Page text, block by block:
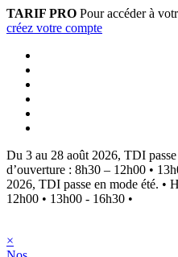
TARIF PRO Pour accéder à
créez votre compte
Du 3 au 28 août 2026, TDI passe
d’ouverture : 8h30 – 12h00 •
2026, TDI passe en mode été. •
12h00 • 13h00 - 16h30 •
×